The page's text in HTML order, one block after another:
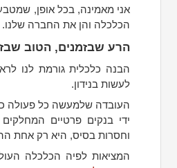
אני מאמינה, בכל אופן,
הכלכלה והן את החברה שלנו.
הרע שבזמנים, הטוב
הבנה כלכלית גורמת לנו
לעשות בנידון.
העובדה שלמעשה כל פעולה
ידי בנקים פרטיים
וחסרות בסיס, היא רק אחת
המציאות לפיה הכלכלה